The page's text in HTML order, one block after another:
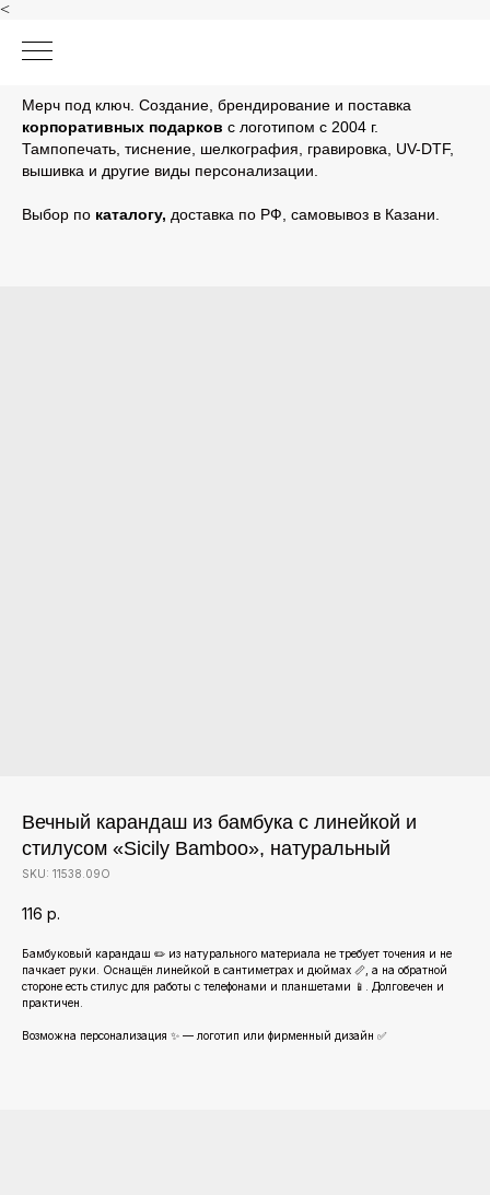
<
Мерч под ключ. Создание, брендирование и поставка
корпоративных подарков с логотипом с 2004 г.
Тампопечать, тиснение, шелкография, гравировка, UV-DTF,
вышивка и другие виды персонализации.
Выбор по каталогу, доставка по РФ, самовывоз в Казани.
Вечный карандаш из бамбука с линейкой и
стилусом «Sicily Bamboo», натуральный
SKU: 11538.09О
116 р.
Бамбуковый карандаш ✏️ из натурального материала не требует точения и не
пачкает руки. Оснащён линейкой в сантиметрах и дюймах 📏, а на обратной
стороне есть стилус для работы с телефонами и планшетами 📱. Долговечен и
практичен.
Возможна персонализация ✨ — логотип или фирменный дизайн ✅